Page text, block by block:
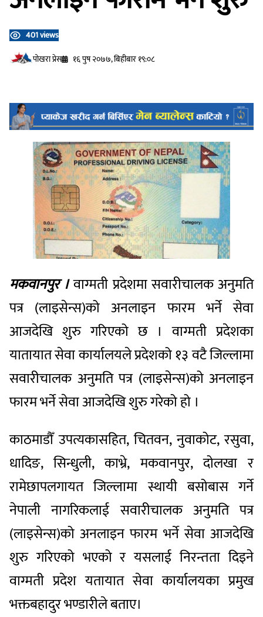
401 views
प‍ोखरा प्रेस
१६ पुष २०७७, बिहीबार १९:०८
मकवानपुर ।वाग्मती प्रदेशमा सवारीचालक अनुमति
पत्र (लाइसेन्स)को अनलाइन फारम भर्ने सेवा
आजदेखि शुरु गरिएको छ । वाग्मती प्रदेशका
यातायात सेवा कार्यालयले प्रदेशको १३ वटै जिल्लामा
सवारीचालक अनुमति पत्र (लाइसेन्स)को अनलाइन
फारम भर्ने सेवा आजदेखि शुरु गरेको हो ।
काठमाडौँ उपत्यकासहित, चितवन, नुवाकोट, रसुवा,
धादिङ, सिन्धुली, काभ्रे, मकवानपुर, दोलखा र
रामेछापलगायत जिल्लामा स्थायी बसोबास गर्ने
नेपाली नागरिकलाई सवारीचालक अनुमति पत्र
(लाइसेन्स)को अनलाइन फारम भर्ने सेवा आजदेखि
शुरु गरिएको भएको र यसलाई निरन्तता दिइने
वाग्मती प्रदेश यतायात सेवा कार्यालयका प्रमुख
भक्तबहादुर भण्डारीले बताए।